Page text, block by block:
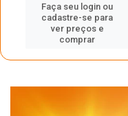
Faça seu login ou
cadastre-se para
ver preços e
comprar